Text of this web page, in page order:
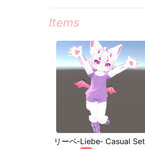
Items
リーベ‐Liebe‐ Casual Set